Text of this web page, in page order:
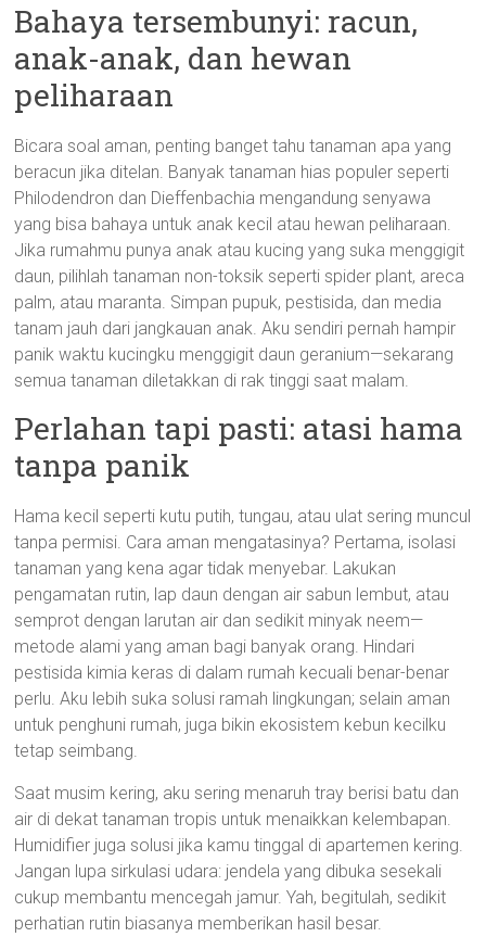
Bahaya tersembunyi: racun,
anak-anak, dan hewan
peliharaan
Bicara soal aman, penting banget tahu tanaman apa yang
beracun jika ditelan. Banyak tanaman hias populer seperti
Philodendron dan Dieffenbachia mengandung senyawa
yang bisa bahaya untuk anak kecil atau hewan peliharaan.
Jika rumahmu punya anak atau kucing yang suka menggigit
daun, pilihlah tanaman non-toksik seperti spider plant, areca
palm, atau maranta. Simpan pupuk, pestisida, dan media
tanam jauh dari jangkauan anak. Aku sendiri pernah hampir
panik waktu kucingku menggigit daun geranium—sekarang
semua tanaman diletakkan di rak tinggi saat malam.
Perlahan tapi pasti: atasi hama
tanpa panik
Hama kecil seperti kutu putih, tungau, atau ulat sering muncul
tanpa permisi. Cara aman mengatasinya? Pertama, isolasi
tanaman yang kena agar tidak menyebar. Lakukan
pengamatan rutin, lap daun dengan air sabun lembut, atau
semprot dengan larutan air dan sedikit minyak neem—
metode alami yang aman bagi banyak orang. Hindari
pestisida kimia keras di dalam rumah kecuali benar-benar
perlu. Aku lebih suka solusi ramah lingkungan; selain aman
untuk penghuni rumah, juga bikin ekosistem kebun kecilku
tetap seimbang.
Saat musim kering, aku sering menaruh tray berisi batu dan
air di dekat tanaman tropis untuk menaikkan kelembapan.
Humidifier juga solusi jika kamu tinggal di apartemen kering.
Jangan lupa sirkulasi udara: jendela yang dibuka sesekali
cukup membantu mencegah jamur. Yah, begitulah, sedikit
perhatian rutin biasanya memberikan hasil besar.